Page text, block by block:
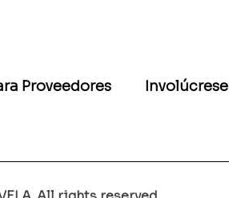
Proveedores Involúcrese